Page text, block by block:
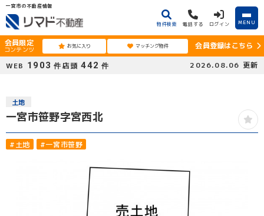
一宮市の不動産情報
物件検索 電話する ログイン MENU
会員限定
コンテンツ お気に入り マッチング物件
会員登録はこちら
WEB 1903 件 店頭 442 件 2026.08.06 更新
土地
一宮市笹野字宮西北
#土地 #一宮市笹野